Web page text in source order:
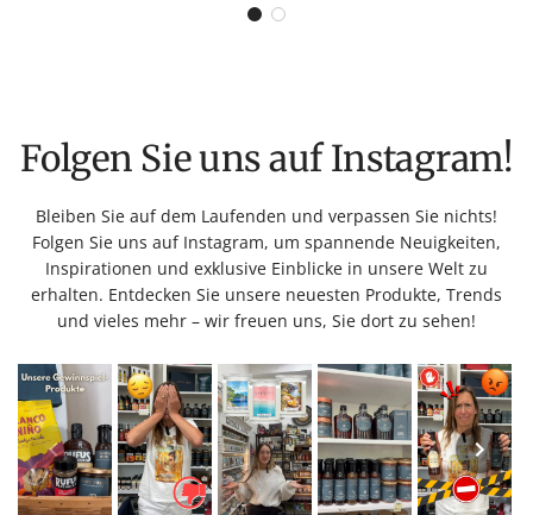
Folgen Sie uns auf Instagram!
Bleiben Sie auf dem Laufenden und verpassen Sie nichts!
Folgen Sie uns auf Instagram, um spannende Neuigkeiten,
Inspirationen und exklusive Einblicke in unsere Welt zu
erhalten. Entdecken Sie unsere neuesten Produkte, Trends
und vieles mehr – wir freuen uns, Sie dort zu sehen!